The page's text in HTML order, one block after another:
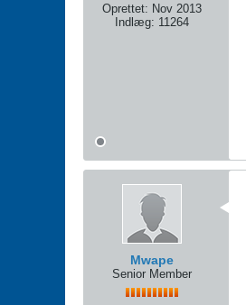
Oprettet: Nov 2013
Indlæg: 11264
Mwape
Senior Member